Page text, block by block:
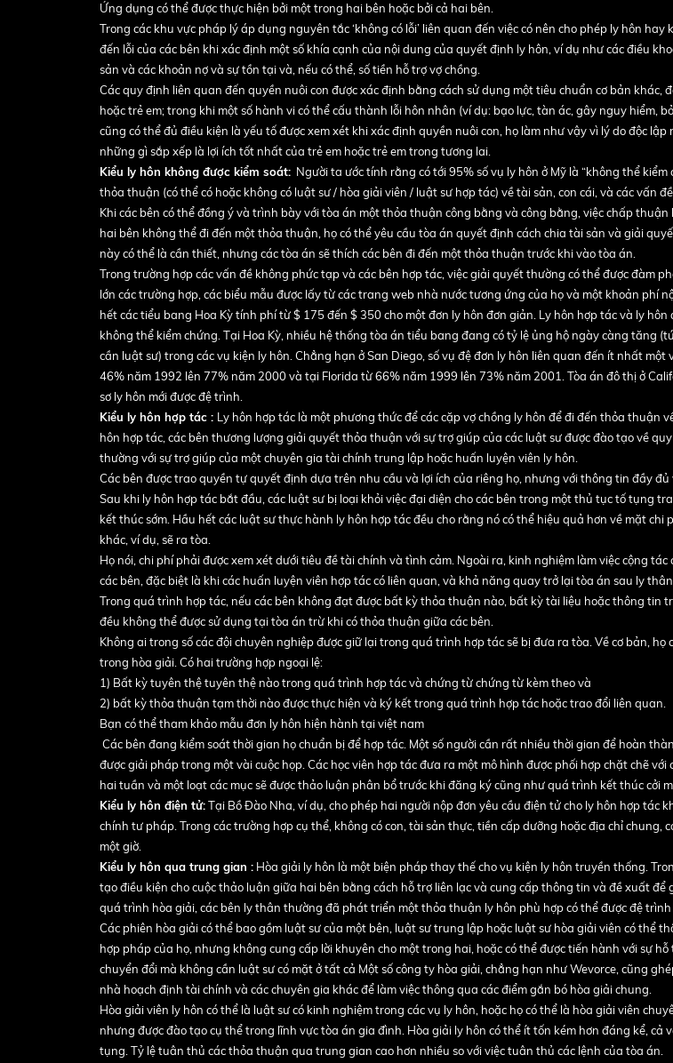
Ứng dụng có thể được thực hiện bởi một trong hai bên hoặc bởi cả hai bên.
Trong các khu vực pháp lý áp dụng nguyên tắc ‘không có lỗi’ liên quan đến việc có nên cho phép ly hôn
đến lỗi của các bên khi xác định một số khía cạnh của nội dung của quyết định ly hôn, ví dụ như các điều
sản và các khoản nợ và sự tồn tại và, nếu có thể, số tiền hỗ trợ vợ chồng.
Các quy định liên quan đến quyền nuôi con được xác định bằng cách sử dụng một tiêu chuẩn cơ bản khác,
hoặc trẻ em; trong khi một số hành vi có thể cấu thành lỗi hôn nhân (ví dụ: bạo lực, tàn ác, gây nguy hiểm,
cũng có thể đủ điều kiện là yếu tố được xem xét khi xác định quyền nuôi con, họ làm như vậy vì lý do độc
những gì sắp xếp là lợi ích tốt nhất của trẻ em hoặc trẻ em trong tương lai.
Kiểu ly hôn không được kiểm soát: Người ta ước tính rằng có tới 95% số vụ ly hôn ở Mỹ là “không thể kiểm
thỏa thuận (có thể có hoặc không có luật sư / hòa giải viên / luật sư hợp tác) về tài sản, con cái, và các vấn
Khi các bên có thể đồng ý và trình bày với tòa án một thỏa thuận công bằng và công bằng, việc chấp
hai bên không thể đi đến một thỏa thuận, họ có thể yêu cầu tòa án quyết định cách chia tài sản và giải
này có thể là cần thiết, nhưng các tòa án sẽ thích các bên đi đến một thỏa thuận trước khi vào tòa án.
Trong trường hợp các vấn đề không phức tạp và các bên hợp tác, việc giải quyết thường có thể được đàm
lớn các trường hợp, các biểu mẫu được lấy từ các trang web nhà nước tương ứng của họ và một khoản phí
hết các tiểu bang Hoa Kỳ tính phí từ $ 175 đến $ 350 cho một đơn ly hôn đơn giản. Ly hôn hợp tác và ly
không thể kiểm chứng. Tại Hoa Kỳ, nhiều hệ thống tòa án tiểu bang đang có tỷ lệ ủng hộ ngày càng tăng
cần luật sư) trong các vụ kiện ly hôn. Chẳng hạn ở San Diego, số vụ đệ đơn ly hôn liên quan đến ít nhất
46% năm 1992 lên 77% năm 2000 và tại Florida từ 66% năm 1999 lên 73% năm 2001. Tòa án đô thị ở
sơ ly hôn mới được đệ trình.
Kiểu ly hôn hợp tác : Ly hôn hợp tác là một phương thức để các cặp vợ chồng ly hôn để đi đến thỏa thuận
hôn hợp tác, các bên thương lượng giải quyết thỏa thuận với sự trợ giúp của các luật sư được đào tạo về
thường với sự trợ giúp của một chuyên gia tài chính trung lập hoặc huấn luyện viên ly hôn.
Các bên được trao quyền tự quyết định dựa trên nhu cầu và lợi ích của riêng họ, nhưng với thông tin đầy đủ
Sau khi ly hôn hợp tác bắt đầu, các luật sư bị loại khỏi việc đại diện cho các bên trong một thủ tục tố tụng
kết thúc sớm. Hầu hết các luật sư thực hành ly hôn hợp tác đều cho rằng nó có thể hiệu quả hơn về mặt chi
khác, ví dụ, sẽ ra tòa.
Họ nói, chi phí phải được xem xét dưới tiêu đề tài chính và tình cảm. Ngoài ra, kinh nghiệm làm việc cộng
các bên, đặc biệt là khi các huấn luyện viên hợp tác có liên quan, và khả năng quay trở lại tòa án sau ly
Trong quá trình hợp tác, nếu các bên không đạt được bất kỳ thỏa thuận nào, bất kỳ tài liệu hoặc thông tin
đều không thể được sử dụng tại tòa án trừ khi có thỏa thuận giữa các bên.
Không ai trong số các đội chuyên nghiệp được giữ lại trong quá trình hợp tác sẽ bị đưa ra tòa. Về cơ bản, họ
trong hòa giải. Có hai trường hợp ngoại lệ:
1) Bất kỳ tuyên thệ tuyên thệ nào trong quá trình hợp tác và chứng từ chứng từ kèm theo và
2) bất kỳ thỏa thuận tạm thời nào được thực hiện và ký kết trong quá trình hợp tác hoặc trao đổi liên quan.
Bạn có thể tham khảo mẫu đơn ly hôn hiện hành tại việt nam
Các bên đang kiểm soát thời gian họ chuẩn bị để hợp tác. Một số người cần rất nhiều thời gian để hoàn
được giải pháp trong một vài cuộc họp. Các học viên hợp tác đưa ra một mô hình được phối hợp chặt chẽ với
hai tuần và một loạt các mục sẽ được thảo luận phân bổ trước khi đăng ký cũng như quá trình kết thúc cởi
Kiểu ly hôn điện tử:Tại Bồ Đào Nha, ví dụ, cho phép hai người nộp đơn yêu cầu điện tử cho ly hôn hợp tác
chính tư pháp. Trong các trường hợp cụ thể, không có con, tài sản thực, tiền cấp dưỡng hoặc địa chỉ chung,
một giờ.
Kiểu ly hôn qua trung gian : Hòa giải ly hôn là một biện pháp thay thế cho vụ kiện ly hôn truyền thống.
tạo điều kiện cho cuộc thảo luận giữa hai bên bằng cách hỗ trợ liên lạc và cung cấp thông tin và đề xuất để
quá trình hòa giải, các bên ly thân thường đã phát triển một thỏa thuận ly hôn phù hợp có thể được đệ trình
Các phiên hòa giải có thể bao gồm luật sư của một bên, luật sư trung lập hoặc luật sư hòa giải viên có thể
hợp pháp của họ, nhưng không cung cấp lời khuyên cho một trong hai, hoặc có thể được tiến hành với sự
chuyển đổi mà không cần luật sư có mặt ở tất cả Một số công ty hòa giải, chẳng hạn như Wevorce, cũng
nhà hoạch định tài chính và các chuyên gia khác để làm việc thông qua các điểm gắn bó hòa giải chung.
Hòa giải viên ly hôn có thể là luật sư có kinh nghiệm trong các vụ ly hôn, hoặc họ có thể là hòa giải viên
nhưng được đào tạo cụ thể trong lĩnh vực tòa án gia đình. Hòa giải ly hôn có thể ít tốn kém hơn đáng kể, cả
tụng. Tỷ lệ tuân thủ các thỏa thuận qua trung gian cao hơn nhiều so với việc tuân thủ các lệnh của tòa án.